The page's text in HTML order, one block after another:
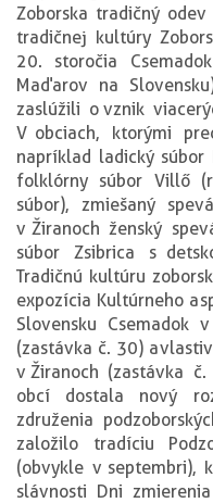
Zoborska tradičný
tradičnej kultúry
20. storočia
Maďarov na
zaslúžili o vznik
V obciach, ktorými
napríklad ladický
folklórny súbor Villő
súbor), zmiešaný
v Žiranoch ženský
súbor Zsibrica s
Tradičnú kultúru
expozícia Kultúrneho a
Slovensku Csemadok
(zastávka č. 30) a
v Žiranoch (zastávka
obcí dostala nový
združenia
založilo tradíciu
(obvykle v
slávnosti Dni